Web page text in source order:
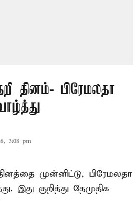
தினம்- பிரேமலதா
3:08 pm
முன்னிட்டு, பிரேமலதா
இது குறித்து தேமுதிக